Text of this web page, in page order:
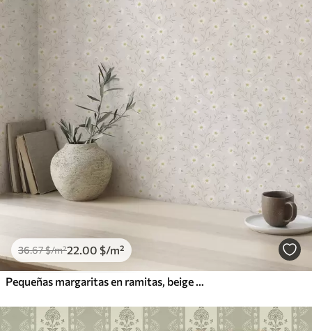
36.67$/m²22.00 $/m²
Pequeñas margaritas en ramitas, beige cálido